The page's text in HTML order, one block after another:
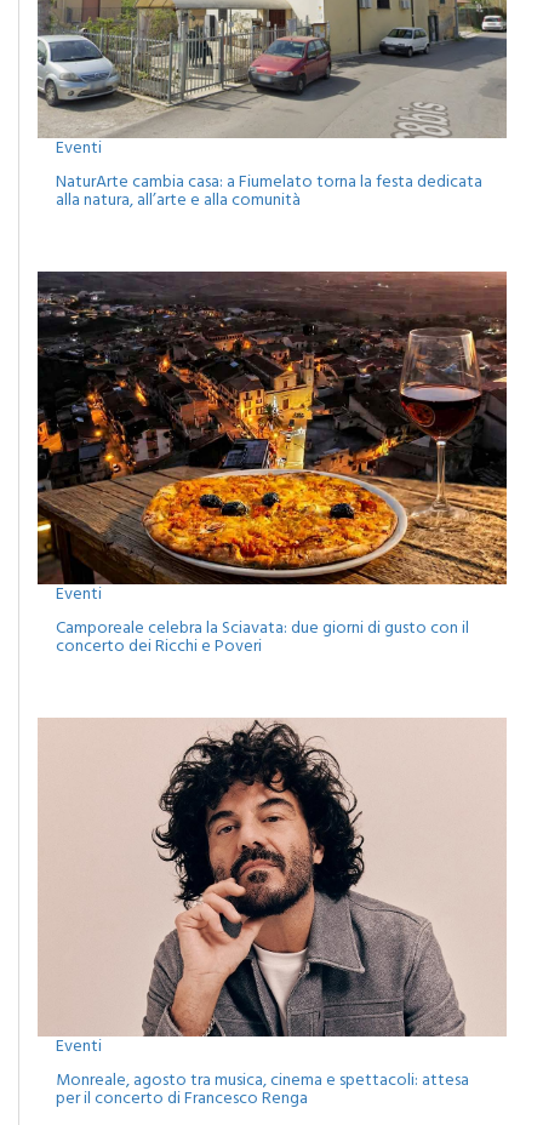
Eventi
NaturArte cambia casa: a Fiumelato torna la festa dedicata
alla natura, all’arte e alla comunità
Eventi
Camporeale celebra la Sciavata: due giorni di gusto con il
concerto dei Ricchi e Poveri
Monreale, agosto tra musica, cinema e spettacoli: attesa
per il concerto di Francesco Renga